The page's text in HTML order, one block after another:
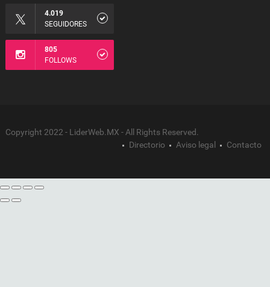
4.019
SEGUIDORES
805
FOLLOWS
Copyright 2022 - LiderWeb.MX - All Rights Reserved.
Directorio
Aviso legal Contacto